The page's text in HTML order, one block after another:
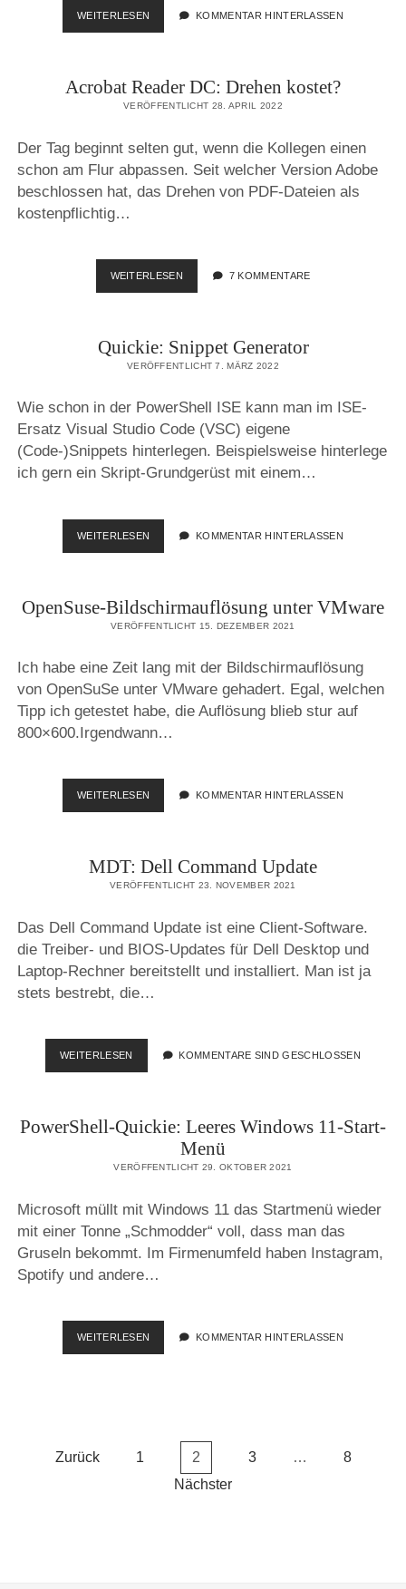
WEITERLESEN
„FREIES
KOMMENTAR HINTERLASSEN
Acrobat Reader DC: Drehen kostet?
VERÖFFENTLICHT 28. APRIL 2022
Der Tag beginnt selten gut, wenn die Kollegen einen
schon am Flur abpassen. Seit welcher Version Adobe
beschlossen hat, das Drehen von PDF-Dateien als
kostenpflichtig…
WEITERLESEN ACROBAT
READER
KOSTET?
7 KOMMENTARE
Quickie: Snippet Generator
VERÖFFENTLICHT 7. MÄRZ 2022
Wie schon in der PowerShell ISE kann man im ISE-
Ersatz Visual Studio Code (VSC) eigene
(Code-)Snippets hinterlegen. Beispielsweise hinterlege
ich gern ein Skript-Grundgerüst mit einem…
WEITERLESEN QUICKIE:
SNIPPET
KOMMENTAR HINTERLASSEN
OpenSuse-Bildschirmauflösung unter VMware
VERÖFFENTLICHT 15. DEZEMBER 2021
Ich habe eine Zeit lang mit der Bildschirmauflösung
von OpenSuSe unter VMware gehadert. Egal, welchen
Tipp ich getestet habe, die Auflösung blieb stur auf
800×600.Irgendwann…
WEITERLESEN
OPENSUSE-
BILDSCHIRMAUFLÖSUNG
KOMMENTAR HINTERLASSEN
MDT: Dell Command Update
VERÖFFENTLICHT 23. NOVEMBER 2021
Das Dell Command Update ist eine Client-Software.
die Treiber- und BIOS-Updates für Dell Desktop und
Laptop-Rechner bereitstellt und installiert. Man ist ja
stets bestrebt, die…
WEITERLESEN
DELL
KOMMENTARE SIND GESCHLOSSEN
PowerShell-Quickie: Leeres Windows 11-Start-
Menü
VERÖFFENTLICHT 29. OKTOBER 2021
Microsoft müllt mit Windows 11 das Startmenü wieder
mit einer Tonne „Schmodder“ voll, dass man das
Gruseln bekommt. Im Firmenumfeld haben Instagram,
Spotify und andere…
WEITERLESEN POWERSHELL-
QUICKIE:
KOMMENTAR HINTERLASSEN
Seitennummerierung
Zurück 1 2 3 …
8
Nächster